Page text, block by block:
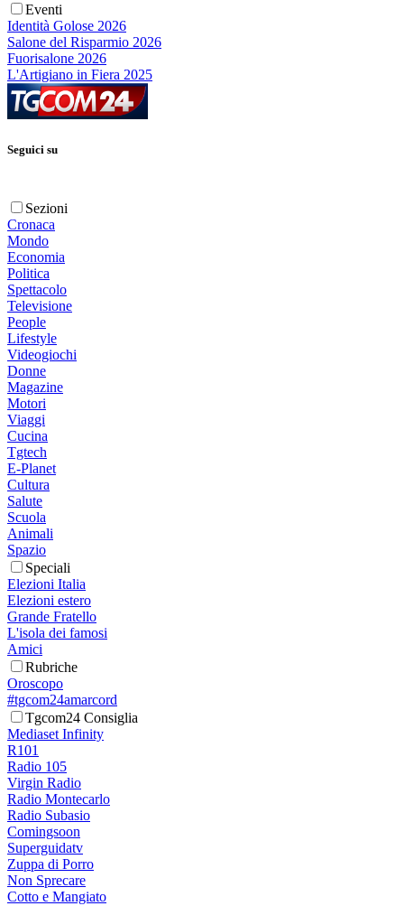
Eventi
Identità Golose 2026
Salone del Risparmio 2026
Fuorisalone 2026
L'Artigiano in Fiera 2025
Seguici su
Sezioni
Cronaca
Mondo
Economia
Politica
Spettacolo
Televisione
People
Lifestyle
Videogiochi
Donne
Magazine
Motori
Viaggi
Cucina
Tgtech
E-Planet
Cultura
Salute
Scuola
Animali
Spazio
Speciali
Elezioni Italia
Elezioni estero
Grande Fratello
L'isola dei famosi
Amici
Rubriche
Oroscopo
#tgcom24amarcord
Tgcom24 Consiglia
Mediaset Infinity
R101
Radio 105
Virgin Radio
Radio Montecarlo
Radio Subasio
Comingsoon
Superguidatv
Zuppa di Porro
Non Sprecare
Cotto e Mangiato